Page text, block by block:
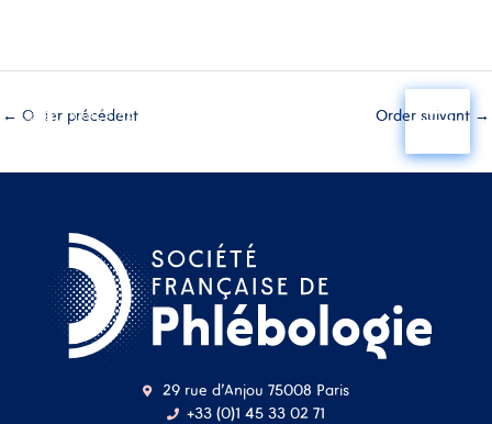
← Order précédent Order suivant →
29 rue d'Anjou 75008 Paris
+33 (0)1 45 33 02 71